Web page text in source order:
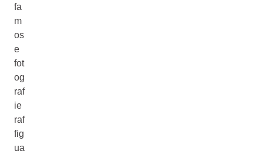
fa
m
os
e
fot
og
raf
ie
raf
fig
ua